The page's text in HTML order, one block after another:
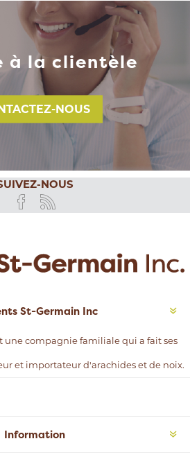
à la clientèle
NOUS
NOUS
St-Germain Inc
une compagnie familiale qui a fait ses
et importateur d'arachides et de noix.
Information